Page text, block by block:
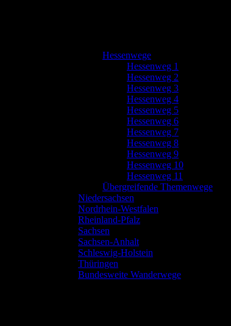
Hessenwege
Hessenweg 1
Hessenweg 2
Hessenweg 3
Hessenweg 4
Hessenweg 5
Hessenweg 6
Hessenweg 7
Hessenweg 8
Hessenweg 9
Hessenweg 10
Hessenweg 11
Übergreifende Themenwege
Niedersachsen
Nordrhein-Westfalen
Rheinland-Pfalz
Sachsen
Sachsen-Anhalt
Schleswig-Holstein
Thüringen
Bundesweite Wanderwege